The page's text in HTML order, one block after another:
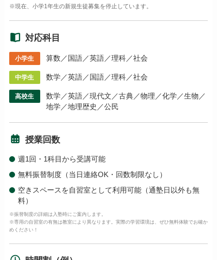
※現在、小学1年生の新規生徒募集を停止しています。
対応科目
小学生 算数／国語／英語／理科／社会
中学生 数学／英語／国語／理科／社会
高校生
数学／英語／現代文／古典／物理／化学／生物／
地学／地理歴史／公民
授業回数
週1回・1科目から受講可能
無料振替制度（当日連絡OK・回数制限なし）
空きスペースを自習室として利用可能（通塾日以外も無
料）
※振替制度の詳細は入塾時にご案内します。
※専用の自習室の有無は教室により異なります。実際の学習環境は、ぜひ無料体験でお確か
めください！